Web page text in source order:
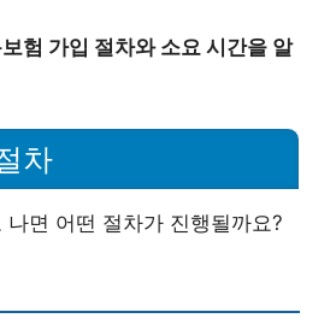
험 가입 절차와 소요 시간을 알
차
나면 어떤 절차가 진행될까요?